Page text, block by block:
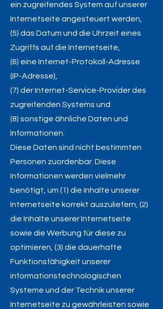
ein zugreifendes System auf unserer
Internetseite angesteuert werden,
(5) das Datum und die Uhrzeit eines
Zugriffs auf die Internetseite,
(6) eine Internet-Protokoll-Adresse
(IP-Adresse),
(7) der Internet-Service-Provider des
zugreifenden Systems und
(8) sonstige ähnliche Daten und
Informationen.
Diese Daten sind nicht bestimmten
Personen zuordenbar. Diese
Informationen werden vielmehr
benötigt, um (1) die Inhalte unserer
Internetseite korrekt auszuliefern, (2)
die Inhalte unserer Internetseite
sowie die Werbung für diese zu
optimieren, (3) die dauerhafte
Funktionsfähigkeit unserer
informationstechnologischen
Systeme und der Technik unserer
Internetseite zu gewährleisten sowie